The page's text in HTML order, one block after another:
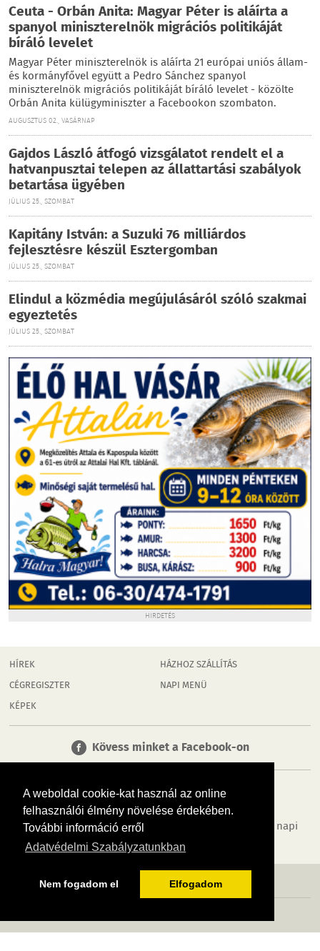
A weboldal cookie-kat használ az online
felhasználói élmény növelése érdekében.
További információ erről
Adatvédelmi Szabályzatunkban
Nem fogadom el Elfogadom
Ceuta - Orbán Anita: Magyar Péter is aláírta a
spanyol miniszterelnök migrációs politikáját
bíráló levelet
Magyar Péter miniszterelnök is aláírta 21 európai uniós állam-
és kormányfővel együtt a Pedro Sánchez spanyol
miniszterelnök migrációs politikáját bíráló levelet - közölte
Orbán Anita külügyminiszter a Facebookon szombaton.
AUGUSZTUS 02., VASÁRNAP
Gajdos László átfogó vizsgálatot rendelt el a
hatvanpusztai telepen az állattartási szabályok
betartása ügyében
JÚLIUS 25., SZOMBAT
Kapitány István: a Suzuki 76 milliárdos
fejlesztésre készül Esztergomban
JÚLIUS 25., SZOMBAT
Elindul a közmédia megújulásáról szóló szakmai
egyeztetés
JÚLIUS 25., SZOMBAT
HIRDETÉS
HÍREK
CÉGREGISZTER
KÉPEK
HÁZHOZ SZÁLLÍTÁS
NAPI MENÜ
Kövess minket a Facebook-on
Tudj meg többet városodról! Hírek, programok, képek, napi
menü, cégek…. és minden, ami Dombóvár
MÉDIAAJÁNLÓ ADATVÉDELEM IMPRESSZUM RÓLUNK